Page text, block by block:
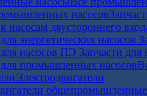
Запчасти
Электродвигатели